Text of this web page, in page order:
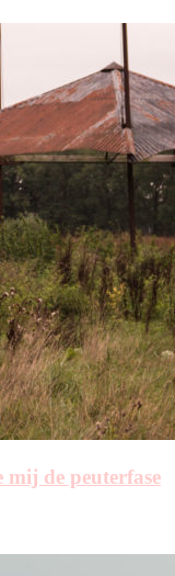
mij de peuterfase